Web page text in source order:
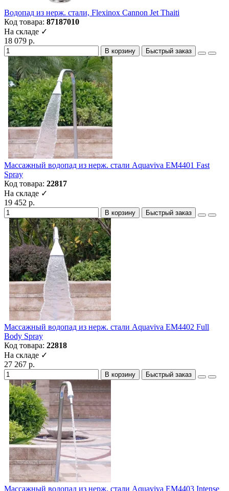
Водопад из нерж. стали, Flexinox Cannon Jet Thaiti
Код товара: 87187010
На складе ✓
18 079 р.
В корзину Быстрый заказ
Массажный водопад из нерж. стали Aquaviva EM4401 Fast
Spray
Код товара: 22817
На складе ✓
19 452 р.
В корзину Быстрый заказ
Массажный водопад из нерж. стали Aquaviva EM4402 Full
Body Spray
Код товара: 22818
На складе ✓
27 267 р.
В корзину Быстрый заказ
Массажный водопад из нерж. стали Aquaviva EM4403 Intense